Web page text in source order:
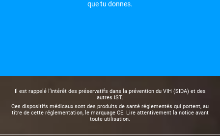
que tu donnes.
Il est rappelé l’intérêt des préservatifs dans la prévention du VIH (SIDA) et des
autres IST.
Ces dispositifs médicaux sont des produits de santé réglementés qui portent, au
titre de cette réglementation, le marquage CE. Lire attentivement la notice avant
toute utilisation.